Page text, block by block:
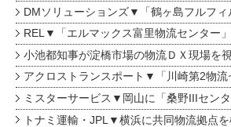
DMソリューションズ▼「鶴ヶ島フルフィ
REL▼「エルマックス富里物流センター
小池都知事が淀橋市場の物流ＤＸ現場を
アクロストランスポート▼「川崎第2物流
ミスターサービス▼岡山に「桑野IIIセン
トナミ運輸・JPL▼横浜に共同物流拠点